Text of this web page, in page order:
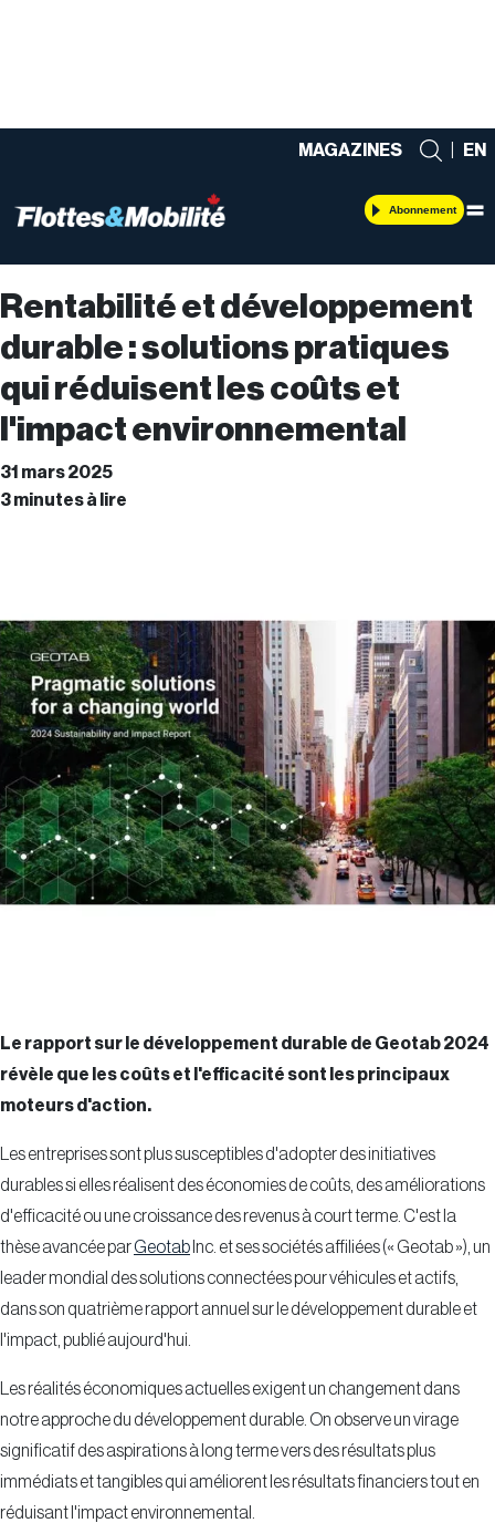
MAGAZINES EN
Abonnement
Rentabilité et développement
durable : solutions pratiques
qui réduisent les coûts et
l'impact environnemental
31 mars 2025
3 minutes à lire
Le rapport sur le développement durable de Geotab 2024
révèle que les coûts et l'efficacité sont les principaux
moteurs d'action.
Les entreprises sont plus susceptibles d'adopter des initiatives
durables si elles réalisent des économies de coûts, des améliorations
d'efficacité ou une croissance des revenus à court terme. C'est la
thèse avancée parGeotab Inc. et ses sociétés affiliées (« Geotab »), un
leader mondial des solutions connectées pour véhicules et actifs,
dans son quatrième rapport annuel sur le développement durable et
l'impact, publié aujourd'hui.
Les réalités économiques actuelles exigent un changement dans
notre approche du développement durable. On observe un virage
significatif des aspirations à long terme vers des résultats plus
immédiats et tangibles qui améliorent les résultats financiers tout en
réduisant l'impact environnemental.